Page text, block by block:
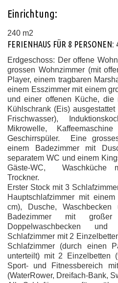
Einrichtung:
240 m2
FERIENHAUS FÜR 8
Erdgeschoss: Der offene
grossen Wohnzimmer (mit
Player, einem tragbaren
einem Esszimmer mit einem
und einer offenen Küche, die
Kühlschrank (Eis) ausgestattet
Frischwasser),
Mikrowelle,
Geschirrspüler.
Eine
einem Badezimmer mit
separatem WC und einem
Gäste-WC, Waschküche
Trockner.
Erster Stock mit 3
Hauptschlafzimmer mit
cm), Dusche,
Badezimmer mit großer
Doppelwaschbecken
Schlafzimmer mit 2
Schlafzimmer (durch einen
unterteilt) mit 2
Sport- und Fitnessbereich
(WaterRower, Dreifach-Bank,